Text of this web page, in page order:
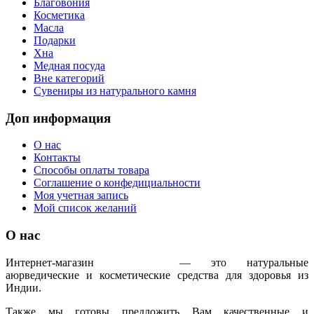
Благовония
Косметика
Масла
Подарки
Хна
Медная посуда
Вне категорий
Сувениры из натурального камня
Доп информация
О нас
Контакты
Способы оплаты товара
Соглашение о конфедициальности
Моя учетная запись
Мой список желаний
О нас
Интернет-магазин
— это натуральные
аюрведические и косметические средства для здоровья из
Индии.
Также мы готовы предложить Вам качественные и